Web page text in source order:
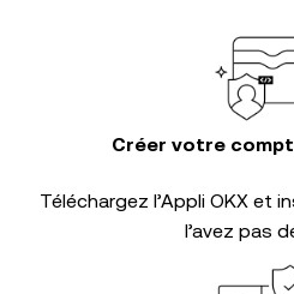
Créer votre
Téléchargez l’Appli OKX et
l’avez pas